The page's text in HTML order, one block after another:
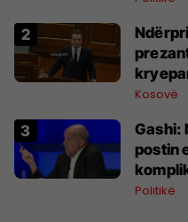
shtesë
Kosovë
Gashi:
postin
lëshim
Politikë